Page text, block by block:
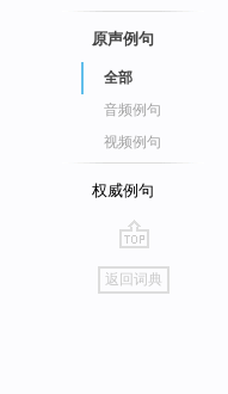
原声例句
全部
音频例句
视频例句
权威例句
go
top
返回词典